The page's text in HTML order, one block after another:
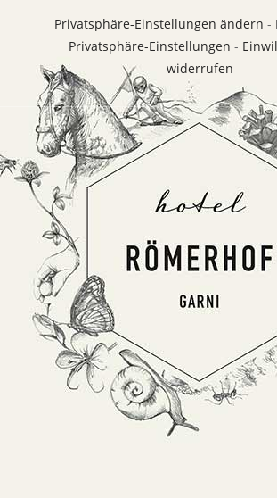
Privatsphäre-Einstellungen ändern -
Privatsphäre-Einstellungen -
widerrufen